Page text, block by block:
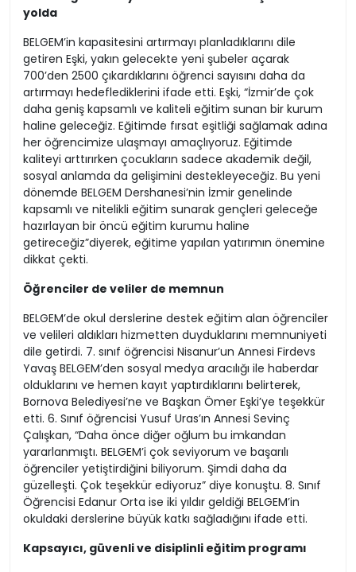
Hedef öğrenci sayısını arttırmak: Yeni şubeler
yolda
BELGEM’in kapasitesini artırmayı planladıklarını dile
getiren Eşki, yakın gelecekte yeni şubeler açarak
700’den 2500 çıkardıklarını öğrenci sayısını daha da
artırmayı hedeflediklerini ifade etti. Eşki, “İzmir’de çok
daha geniş kapsamlı ve kaliteli eğitim sunan bir kurum
haline geleceğiz. Eğitimde fırsat eşitliği sağlamak adına
her öğrencimize ulaşmayı amaçlıyoruz. Eğitimde
kaliteyi arttırırken çocukların sadece akademik değil,
sosyal anlamda da gelişimini destekleyeceğiz. Bu yeni
dönemde BELGEM Dershanesi’nin İzmir genelinde
kapsamlı ve nitelikli eğitim sunarak gençleri geleceğe
hazırlayan bir öncü eğitim kurumu haline
getireceğiz”diyerek, eğitime yapılan yatırımın önemine
dikkat çekti.
Öğrenciler de veliler de memnun
BELGEM’de okul derslerine destek eğitim alan öğrenciler
ve velileri aldıkları hizmetten duyduklarını memnuniyeti
dile getirdi. 7. sınıf öğrencisi Nisanur’un Annesi Firdevs
Yavaş BELGEM’den sosyal medya aracılığı ile haberdar
olduklarını ve hemen kayıt yaptırdıklarını belirterek,
Bornova Belediyesi’ne ve Başkan Ömer Eşki’ye teşekkür
etti. 6. Sınıf öğrencisi Yusuf Uras’ın Annesi Sevinç
Çalışkan, “Daha önce diğer oğlum bu imkandan
yararlanmıştı. BELGEM’i çok seviyorum ve başarılı
öğrenciler yetiştirdiğini biliyorum. Şimdi daha da
güzelleşti. Çok teşekkür ediyoruz” diye konuştu. 8. Sınıf
Öğrencisi Edanur Orta ise iki yıldır geldiği BELGEM’in
okuldaki derslerine büyük katkı sağladığını ifade etti.